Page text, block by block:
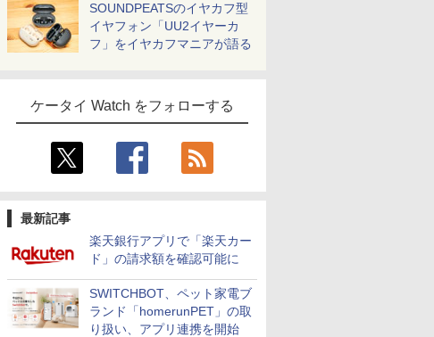
SOUNDPEATSのイヤカフ型
イヤフォン「UU2イヤーカ
フ」をイヤカフマニアが語る
ケータイ Watch をフォローする
最新記事
楽天銀行アプリで「楽天カー
ド」の請求額を確認可能に
SWITCHBOT、ペット家電ブ
ランド「homerunPET」の取
り扱い、アプリ連携を開始